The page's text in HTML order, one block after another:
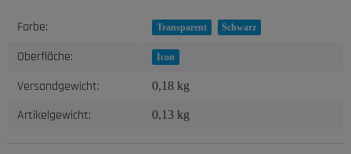
Produkteigenschaft
Wert
Farbe: Transparent Schwarz
Oberfläche: Icon
Versandgewicht: 0,18 kg
Artikelgewicht: 0,13 kg